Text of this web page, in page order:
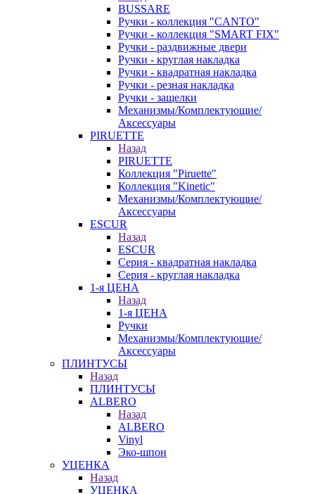
BUSSARE
Ручки - коллекция "CANTO"
Ручки - коллекция "SMART FIX"
Ручки - раздвижные двери
Ручки - круглая накладка
Ручки - квадратная накладка
Ручки - резная накладка
Ручки - защелки
Механизмы/Комплектующие/
Аксессуары
PIRUETTE
Назад
PIRUETTE
Коллекция "Piruette"
Коллекция "Kinetic"
Механизмы/Комплектующие/
Аксессуары
ESCUR
Назад
ESCUR
Серия - квадратная накладка
Серия - круглая накладка
1-я ЦЕНА
Назад
1-я ЦЕНА
Ручки
Механизмы/Комплектующие/
Аксессуары
ПЛИНТУСЫ
Назад
ПЛИНТУСЫ
ALBERO
Назад
ALBERO
Vinyl
Эко-шпон
УЦЕНКА
Назад
УЦЕНКА